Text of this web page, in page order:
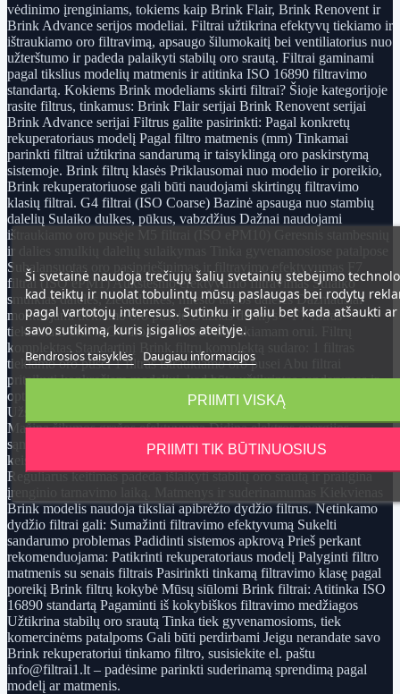
vėdinimo įrenginiams, tokiems kaip Brink Flair, Brink Renovent ir
Brink Advance serijos modeliai. Filtrai užtikrina efektyvų tiekiamo ir
ištraukiamo oro filtravimą, apsaugo šilumokaitį bei ventiliatorius nuo
užterštumo ir padeda palaikyti stabilų oro srautą. Filtrai gaminami
pagal tikslius modelių matmenis ir atitinka ISO 16890 filtravimo
standartą. Kokiems Brink modeliams skirti filtrai? Šioje kategorijoje
rasite filtrus, tinkamus: Brink Flair serijai Brink Renovent serijai
Brink Advance serijai Filtrus galite pasirinkti: Pagal konkretų
rekuperatoriaus modelį Pagal filtro matmenis (mm) Tinkamai
parinkti filtrai užtikrina sandarumą ir taisyklingą oro paskirstymą
sistemoje. Brink filtrų klasės Priklausomai nuo modelio ir poreikio,
Brink rekuperatoriuose gali būti naudojami skirtingų filtravimo
klasių filtrai. G4 filtrai (ISO Coarse) Bazinė apsauga nuo stambių
dalelių Sulaiko dulkes, pūkus, vabzdžius Dažnai naudojami
ištraukiamo oro pusėje M5 filtrai (ISO ePM10) Geresnis stambesnių
ir dalies smulkių dalelių sulaikymas Tinka gyvenamosiose patalpose
Subalansuotas oro pasipriešinimas ir filtravimo efektyvumas F7
filtrai (ISO ePM1) Aukštesnio efektyvumo filtravimas Sulaiko
smulkias daleles, žiedadulkes, miesto taršos daleles Dažniausiai
montuojami tiekiamo oro pusėje Dažnas derinys – F7 filtras
tiekiamam orui ir G4 arba M5 filtras ištraukiamam orui. Filtrų
komplektas Standartinį Brink filtrų komplektą sudaro: 1 filtras
tiekiamo oro pusei 1 filtras ištraukiamo oro pusei Abu filtrai
pritaikyti konkrečiam modeliui, kad būtų užtikrintas sandarumas ir
optimalus veikimas. Kodėl svarbu reguliariai keisti Brink filtrus?
Užsikimšę filtrai: Didina oro pasipriešinimą Apkrauna ventiliatorius
Mažina šilumos grąžos efektyvumą Didina elektros energijos
sąnaudas Blogina patalpų oro kokybę Rekomenduojama filtrus
keisti kas 3–6 mėnesius, priklausomai nuo aplinkos užterštumo.
Reguliarus keitimas padeda išlaikyti stabilų oro srautą ir prailgina
įrenginio tarnavimo laiką. Matmenys ir suderinamumas Kiekvienas
Brink modelis naudoja tiksliai apibrėžto dydžio filtrus. Netinkamo
dydžio filtrai gali: Sumažinti filtravimo efektyvumą Sukelti
sandarumo problemas Padidinti sistemos apkrovą Prieš perkant
rekomenduojama: Patikrinti rekuperatoriaus modelį Palyginti filtro
matmenis su senais filtrais Pasirinkti tinkamą filtravimo klasę pagal
poreikį Brink filtrų kokybė Mūsų siūlomi Brink filtrai: Atitinka ISO
16890 standartą Pagaminti iš kokybiškos filtravimo medžiagos
Užtikrina stabilų oro srautą Tinka tiek gyvenamosioms, tiek
komercinėms patalpoms Gali būti perdirbami Jeigu nerandate savo
Brink rekuperatoriui tinkamo filtro, susisiekite el. paštu
info@filtrai1.lt – padėsime parinkti suderinamą sprendimą pagal
modelį ar matmenis.
Ši svetainė naudoja trečiųjų šalių svetainių stebėjimo
kad teiktų ir nuolat tobulintų mūsų paslaugas bei rodytų
pagal vartotojų interesus. Sutinku ir galiu bet kada atšaukti
savo sutikimą, kuris įsigalios ateityje.
Bendrosios taisyklės Daugiau informacijos
PRIIMTI TIK BŪTINUOSIUS
PRIIMTI VISKĄ